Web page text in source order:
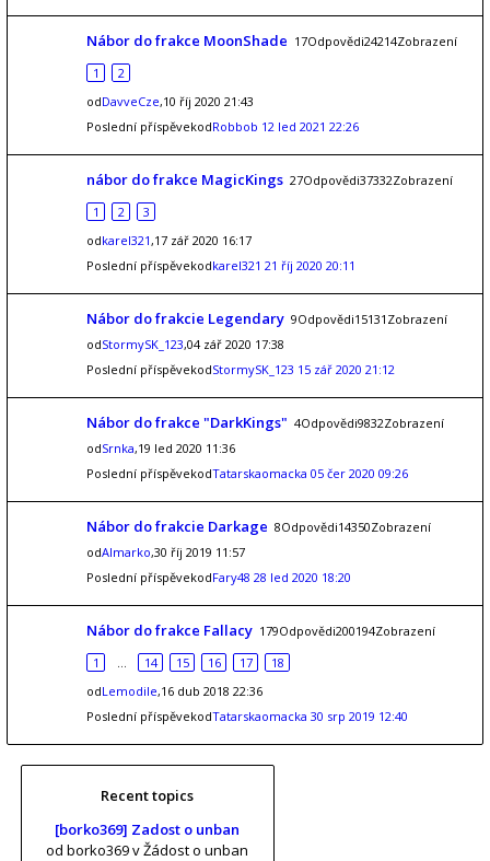
Nábor do frakce MoonShade 17Odpovědi24214Zobrazení
1
2
odDavveCze,10 říj 2020 21:43
Poslední příspěvekodRobbob 12 led 2021 22:26
nábor do frakce MagicKings 27Odpovědi37332Zobrazení
1
2
3
odkarel321,17 zář 2020 16:17
Poslední příspěvekodkarel321 21 říj 2020 20:11
Nábor do frakcie Legendary 9Odpovědi15131Zobrazení
odStormySK_123,04 zář 2020 17:38
Poslední příspěvekodStormySK_123 15 zář 2020 21:12
Nábor do frakce "DarkKings" 4Odpovědi9832Zobrazení
odSrnka,19 led 2020 11:36
Poslední příspěvekodTatarskaomacka 05 čer 2020 09:26
Nábor do frakcie Darkage 8Odpovědi14350Zobrazení
odAlmarko,30 říj 2019 11:57
Poslední příspěvekodFary48 28 led 2020 18:20
Nábor do frakce Fallacy 179Odpovědi200194Zobrazení
1
… 14 15 16 17
18
odLemodile,16 dub 2018 22:36
Poslední příspěvekodTatarskaomacka 30 srp 2019 12:40
Recent topics
[borko369] Zadost o unban
od borko369v Žádost o unban